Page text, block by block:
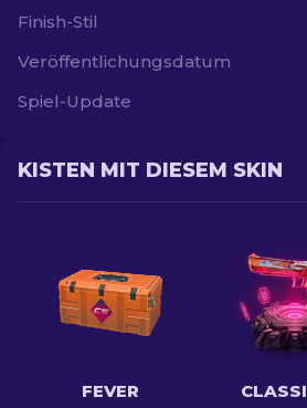
Finish-Stil
Veröffentlichungsdatum
Spiel-Update
KISTEN MIT DIESEM SKIN
FEVER